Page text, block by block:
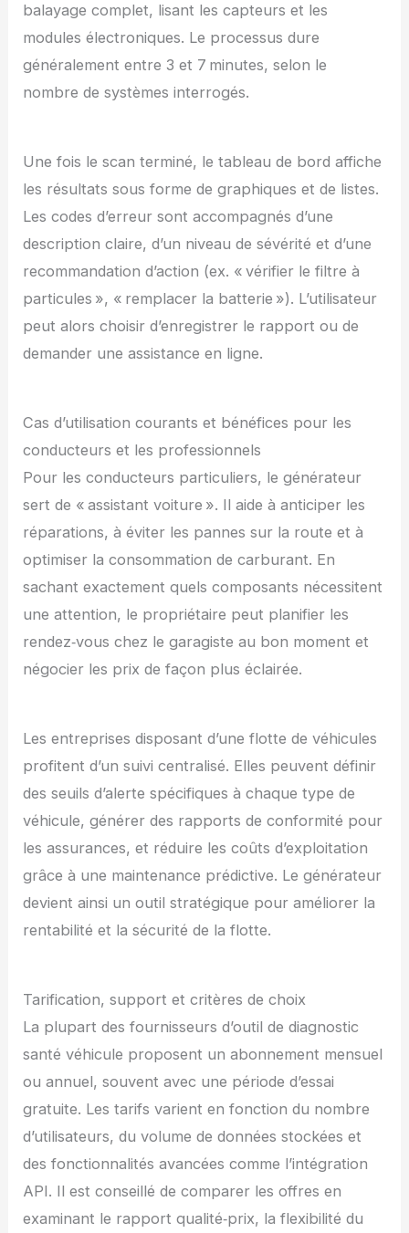
balayage complet, lisant les capteurs et les
modules électroniques. Le processus dure
généralement entre 3 et 7 minutes, selon le
nombre de systèmes interrogés.
Une fois le scan terminé, le tableau de bord affiche
les résultats sous forme de graphiques et de listes.
Les codes d’erreur sont accompagnés d’une
description claire, d’un niveau de sévérité et d’une
recommandation d’action (ex. « vérifier le filtre à
particules », « remplacer la batterie »). L’utilisateur
peut alors choisir d’enregistrer le rapport ou de
demander une assistance en ligne.
Cas d’utilisation courants et bénéfices pour les
conducteurs et les professionnels
Pour les conducteurs particuliers, le générateur
sert de « assistant voiture ». Il aide à anticiper les
réparations, à éviter les pannes sur la route et à
optimiser la consommation de carburant. En
sachant exactement quels composants nécessitent
une attention, le propriétaire peut planifier les
rendez‑vous chez le garagiste au bon moment et
négocier les prix de façon plus éclairée.
Les entreprises disposant d’une flotte de véhicules
profitent d’un suivi centralisé. Elles peuvent définir
des seuils d’alerte spécifiques à chaque type de
véhicule, générer des rapports de conformité pour
les assurances, et réduire les coûts d’exploitation
grâce à une maintenance prédictive. Le générateur
devient ainsi un outil stratégique pour améliorer la
rentabilité et la sécurité de la flotte.
Tarification, support et critères de choix
La plupart des fournisseurs d’outil de diagnostic
santé véhicule proposent un abonnement mensuel
ou annuel, souvent avec une période d’essai
gratuite. Les tarifs varient en fonction du nombre
d’utilisateurs, du volume de données stockées et
des fonctionnalités avancées comme l’intégration
API. Il est conseillé de comparer les offres en
examinant le rapport qualité‑prix, la flexibilité du